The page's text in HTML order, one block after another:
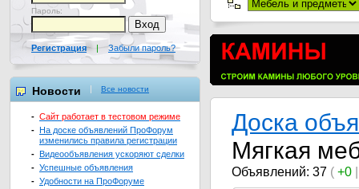
Доска
Мягкая
Объявлений: 37 ( +0
Пароль:
Регистрация | Забыли пароль?
Новости Все новости
- Сайт работает в тестовом режиме
- На доске объявлений ПроФорум
изменились правила регистрации
- Видеообъявления ускоряют сделки
- Успешные объявления
- Удобности на ПроФоруме